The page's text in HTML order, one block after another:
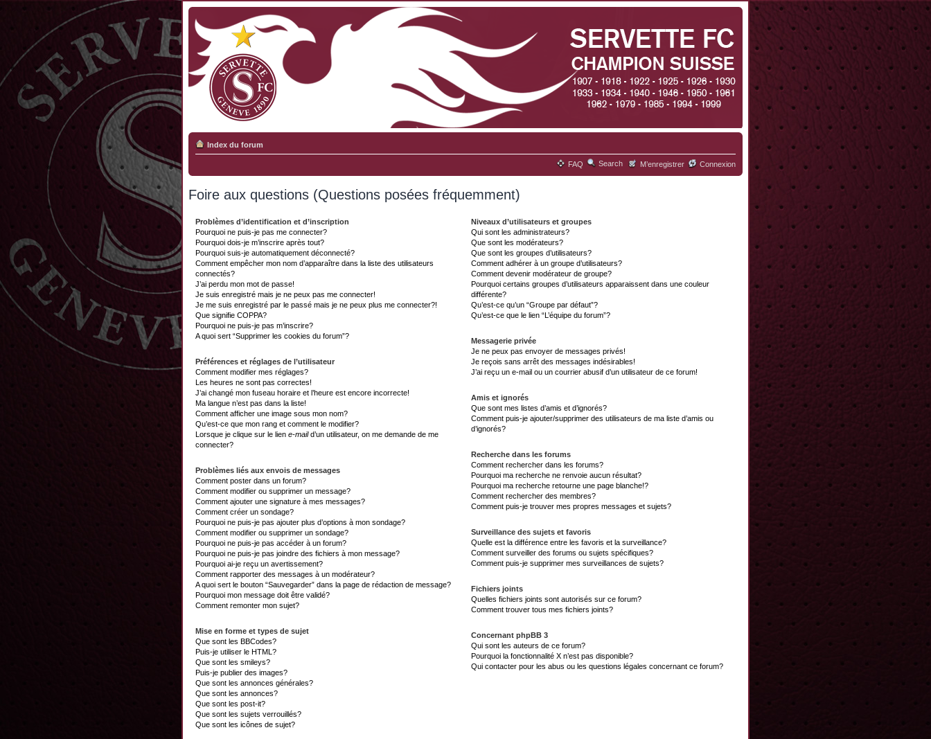
Index du forum
FAQ Search M’enregistrer Connexion
Foire aux questions (Questions posées fréquemment)
Problèmes d’identification et d’inscription
Pourquoi ne puis-je pas me connecter?
Pourquoi dois-je m’inscrire après tout?
Pourquoi suis-je automatiquement déconnecté?
Comment empêcher mon nom d’apparaître dans la liste des utilisateurs
connectés?
J’ai perdu mon mot de passe!
Je suis enregistré mais je ne peux pas me connecter!
Je me suis enregistré par le passé mais je ne peux plus me connecter?!
Que signifie COPPA?
Pourquoi ne puis-je pas m’inscrire?
A quoi sert “Supprimer les cookies du forum”?
Préférences et réglages de l’utilisateur
Comment modifier mes réglages?
Les heures ne sont pas correctes!
J’ai changé mon fuseau horaire et l’heure est encore incorrecte!
Ma langue n’est pas dans la liste!
Comment afficher une image sous mon nom?
Qu’est-ce que mon rang et comment le modifier?
Lorsque je clique sur le lien e-maild’un utilisateur, on me demande de me
connecter?
Problèmes liés aux envois de messages
Comment poster dans un forum?
Comment modifier ou supprimer un message?
Comment ajouter une signature à mes messages?
Comment créer un sondage?
Pourquoi ne puis-je pas ajouter plus d’options à mon sondage?
Comment modifier ou supprimer un sondage?
Pourquoi ne puis-je pas accéder à un forum?
Pourquoi ne puis-je pas joindre des fichiers à mon message?
Pourquoi ai-je reçu un avertissement?
Comment rapporter des messages à un modérateur?
A quoi sert le bouton “Sauvegarder” dans la page de rédaction de message?
Pourquoi mon message doit être validé?
Comment remonter mon sujet?
Mise en forme et types de sujet
Que sont les BBCodes?
Puis-je utiliser le HTML?
Que sont les smileys?
Puis-je publier des images?
Que sont les annonces générales?
Que sont les annonces?
Que sont les post-it?
Que sont les sujets verrouillés?
Que sont les icônes de sujet?
Niveaux d’utilisateurs et groupes
Qui sont les administrateurs?
Que sont les modérateurs?
Que sont les groupes d’utilisateurs?
Comment adhérer à un groupe d’utilisateurs?
Comment devenir modérateur de groupe?
Pourquoi certains groupes d’utilisateurs apparaissent dans une couleur
différente?
Qu’est-ce qu’un “Groupe par défaut”?
Qu’est-ce que le lien “L’équipe du forum”?
Messagerie privée
Je ne peux pas envoyer de messages privés!
Je reçois sans arrêt des messages indésirables!
J’ai reçu un e-mail ou un courrier abusif d’un utilisateur de ce forum!
Amis et ignorés
Que sont mes listes d’amis et d’ignorés?
Comment puis-je ajouter/supprimer des utilisateurs de ma liste d’amis ou
d’ignorés?
Recherche dans les forums
Comment rechercher dans les forums?
Pourquoi ma recherche ne renvoie aucun résultat?
Pourquoi ma recherche retourne une page blanche!?
Comment rechercher des membres?
Comment puis-je trouver mes propres messages et sujets?
Surveillance des sujets et favoris
Quelle est la différence entre les favoris et la surveillance?
Comment surveiller des forums ou sujets spécifiques?
Comment puis-je supprimer mes surveillances de sujets?
Fichiers joints
Quelles fichiers joints sont autorisés sur ce forum?
Comment trouver tous mes fichiers joints?
Concernant phpBB 3
Qui sont les auteurs de ce forum?
Pourquoi la fonctionnalité X n’est pas disponible?
Qui contacter pour les abus ou les questions légales concernant ce forum?